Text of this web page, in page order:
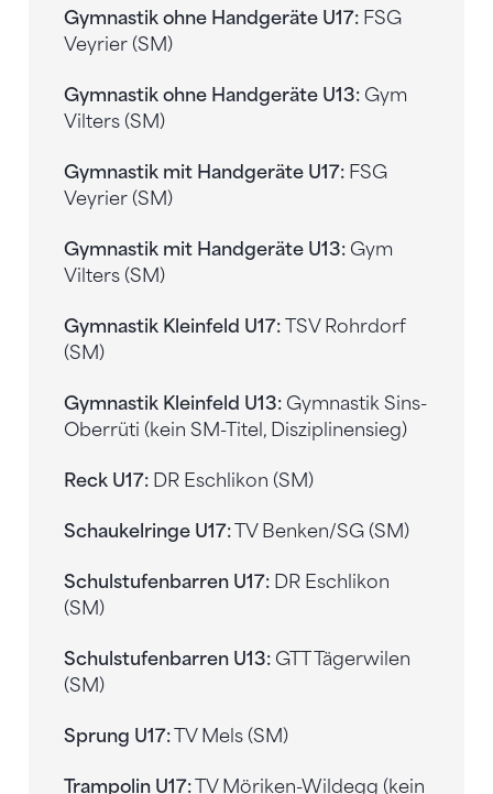
Gymnastik ohne Handgeräte U17: FSG
Veyrier (SM)
Gymnastik ohne Handgeräte U13: Gym
Vilters (SM)
Gymnastik mit Handgeräte U17: FSG
Veyrier (SM)
Gymnastik mit Handgeräte U13: Gym
Vilters (SM)
Gymnastik Kleinfeld U17:
TSV Rohrdorf
(SM)
Gymnastik Kleinfeld U13: Gymnastik Sins-
Oberrüti (kein SM-Titel, Disziplinensieg)
Reck U17: DR Eschlikon (SM)
Schaukelringe U17: TV Benken/SG (SM)
Schulstufenbarren U17: DR Eschlikon
(SM)
Schulstufenbarren U13: GTT Tägerwilen
(SM)
Sprung U17: TV Mels (SM)
Trampolin U17: TV Möriken-Wildegg (kein